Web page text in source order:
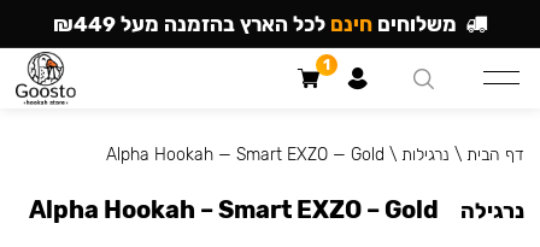
דף הבית \ נרגילות \
Alpha Hookah — Smart EXZO — Gold
נרגילה Alpha Hookah – Smart EXZO – Gold
משלוחים חינם לכל הארץ בהזמנה מעל ₪449
1